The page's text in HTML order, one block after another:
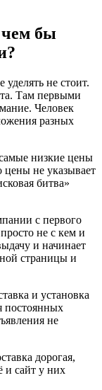
чем бы
не стоит.
Там первыми
Человек
разных
низкие цены
цены не указывает
битва»
с первого
не с кем и
и начинает
страницы и
и установка
постоянных
не
дорогая,
и сайт у них